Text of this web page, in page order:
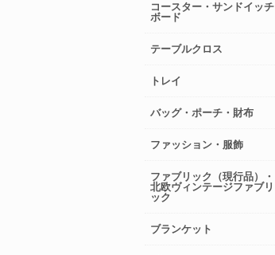
コースター・サンドイッチ
ボード
テーブルクロス
トレイ
バッグ・ポーチ・財布
ファッション・服飾
ファブリック（現行品）・
北欧ヴィンテージファブリ
ック
ブランケット